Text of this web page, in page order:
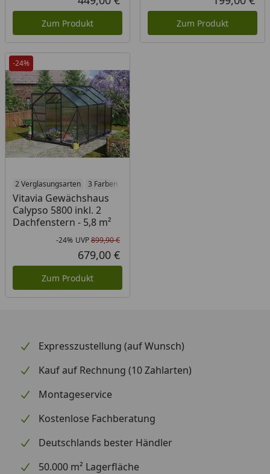
Aktueller Preis
Zum Produkt Zum Produkt
-24%
2 Verglasungsarten 3 Farben
Vitavia Gewächshaus
Calypso 5800 inkl. 2
Dachfenstern - 5,8 m²
Rabatt in Prozent
-24%
Ursprünglicher Preis
UVP899,90 €
Aktueller Preis
679,00 €
Zum Produkt
Expresszustellung (auf Wunsch)
Kauf auf Rechnung (10 Zahlarten)
Montageservice
Kostenlose Fachberatung
Deutschlands bester Händler
50.000 m² Lagerfläche